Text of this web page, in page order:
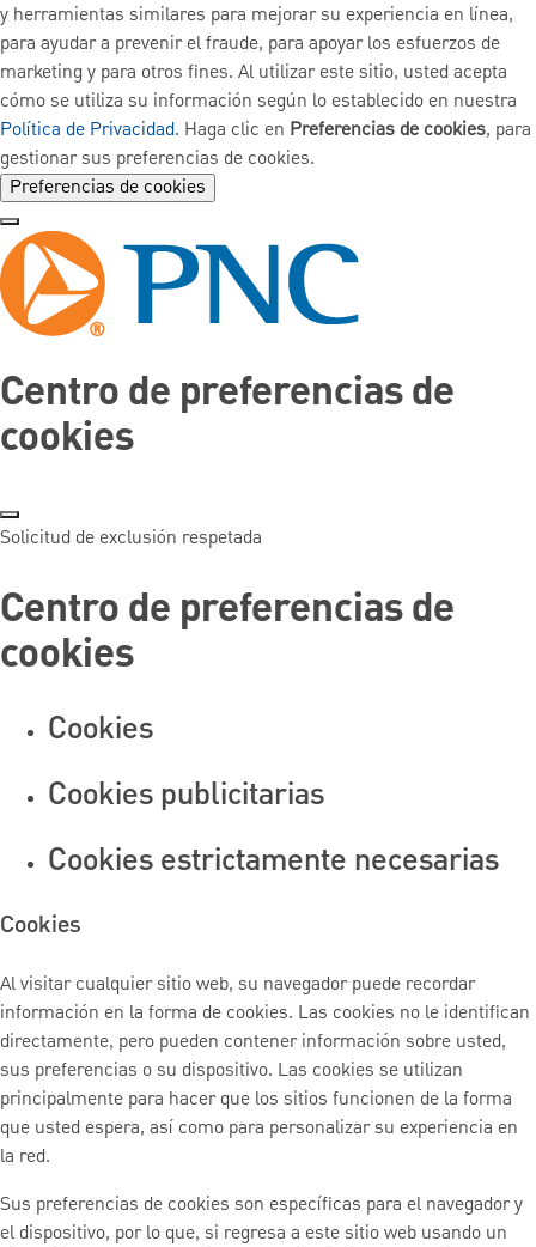
y herramientas similares para mejorar su experiencia en línea,
para ayudar a prevenir el fraude, para apoyar los esfuerzos de
marketing y para otros fines. Al utilizar este sitio, usted acepta
cómo se utiliza su información según lo establecido en nuestra
Política de Privacidad. Haga clic en Preferencias de cookies, para
gestionar sus preferencias de cookies.
Preferencias de cookies
Centro de preferencias de
cookies
Solicitud de exclusión respetada
Centro de preferencias de
cookies
Cookies
Cookies publicitarias
Cookies estrictamente necesarias
Cookies
Al visitar cualquier sitio web, su navegador puede recordar
información en la forma de cookies. Las cookies no le identifican
directamente, pero pueden contener información sobre usted,
sus preferencias o su dispositivo. Las cookies se utilizan
principalmente para hacer que los sitios funcionen de la forma
que usted espera, así como para personalizar su experiencia en
la red.
Sus preferencias de cookies son específicas para el navegador y
el dispositivo, por lo que, si regresa a este sitio web usando un